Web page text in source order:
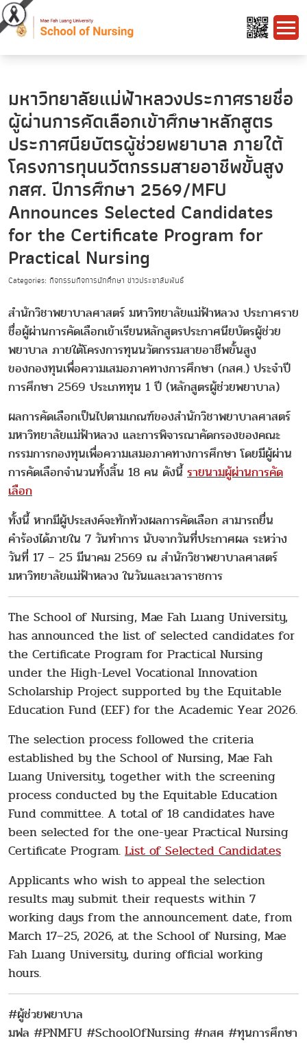
มหาวิทยาลัยแม่ฟ้าหลวงประกาศรายชื่อ
ผู้ผ่านการคัดเลือกเข้าศึกษาหลักสูตร
ประกาศนียบัตรผู้ช่วยพยาบาล ภายใต้
โครงการทุนนวัตกรรมสายอาชีพขั้นสูง
กสศ. ปีการศึกษา 2569/MFU
Announces Selected Candidates
for the Certificate Program for
Practical Nursing
Categories: กิจกรรมกิจการนักศึกษา ข่าวประชาสัมพันธ์
สำนักวิชาพยาบาลศาสตร์ มหาวิทยาลัยแม่ฟ้าหลวง ประกาศราย
ชื่อผู้ผ่านการคัดเลือกเข้าเรียนหลักสูตรประกาศนียบัตรผู้ช่วย
พยาบาล ภายใต้โครงการทุนนวัตกรรมสายอาชีพขั้นสูง
ของกองทุนเพื่อความเสมอภาคทางการศึกษา (กสศ.) ประจำปี
การศึกษา 2569 ประเภททุน 1 ปี (หลักสูตรผู้ช่วยพยาบาล)
ผลการคัดเลือกเป็นไปตามเกณฑ์ของสำนักวิชาพยาบาลศาสตร์
มหาวิทยาลัยแม่ฟ้าหลวง และการพิจารณาคัดกรองของคณะ
กรรมการกองทุนเพื่อความเสมอภาคทางการศึกษา โดยมีผู้ผ่าน
การคัดเลือกจำนวนทั้งสิ้น 18 คน ดังนี้ รายนามผู้ผ่านการคัด
เลือก
ทั้งนี้ หากมีผู้ประสงค์จะทักท้วงผลการคัดเลือก สามารถยื่น
คำร้องได้ภายใน 7 วันทำการ นับจากวันที่ประกาศผล ระหว่าง
วันที่ 17 – 25 มีนาคม 2569 ณ สำนักวิชาพยาบาลศาสตร์
มหาวิทยาลัยแม่ฟ้าหลวง ในวันและเวลาราชการ
The School of Nursing, Mae Fah Luang University,
has announced the list of selected candidates for
the Certificate Program for Practical Nursing
under the High-Level Vocational Innovation
Scholarship Project supported by the Equitable
Education Fund (EEF) for the Academic Year 2026.
The selection process followed the criteria
established by the School of Nursing, Mae Fah
Luang University, together with the screening
process conducted by the Equitable Education
Fund committee. A total of 18 candidates have
been selected for the one-year Practical Nursing
Certificate Program. List of Selected Candidates
Applicants who wish to appeal the selection
results may submit their requests within 7
working days from the announcement date, from
March 17–25, 2026, at the School of Nursing, Mae
Fah Luang University, during official working
hours.
#ผู้ช่วยพยาบาล
มฟล #PNMFU #SchoolOfNursing #กสศ #ทุนการศึกษา